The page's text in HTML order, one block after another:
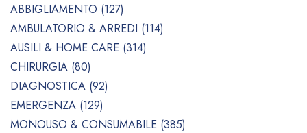
ABBIGLIAMENTO (127)
AMBULATORIO & ARREDI (114)
AUSILI & HOME CARE (314)
CHIRURGIA (80)
DIAGNOSTICA (92)
EMERGENZA (129)
MONOUSO & CONSUMABILE (385)